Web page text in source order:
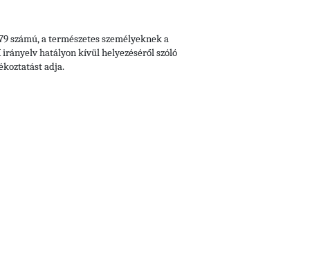
számú, a természetes személyeknek a
hatályon kívül helyezéséről szóló
adja.